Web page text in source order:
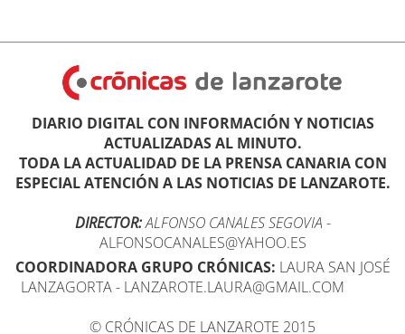
DIARIO DIGITAL CON INFORMACIÓN Y NOTICIAS
ACTUALIZADAS AL MINUTO.
TODA LA ACTUALIDAD DE LA PRENSA CANARIA CON
ESPECIAL ATENCIÓN A LAS NOTICIAS DE LANZAROTE.
DIRECTOR:ALFONSO CANALES SEGOVIA -
ALFONSOCANALES@YAHOO.ES
COORDINADORA GRUPO CRÓNICAS: LAURA SAN JOSÉ
LANZAGORTA - LANZAROTE.LAURA@GMAIL.COM
© CRÓNICAS DE LANZAROTE 2015